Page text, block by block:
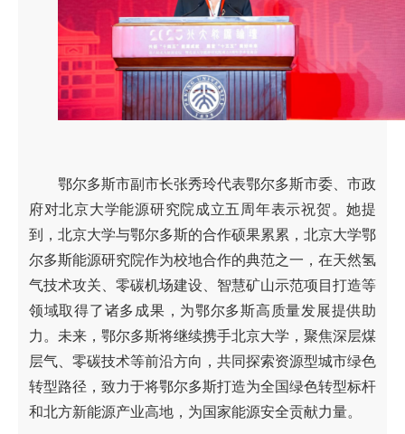
鄂尔多斯市副市长张秀玲代表鄂尔多斯市委、市政
府对北京大学能源研究院成立五周年表示祝贺。她提
到，北京大学与鄂尔多斯的合作硕果累累，北京大学鄂
尔多斯能源研究院作为校地合作的典范之一，在天然氢
气技术攻关、零碳机场建设、智慧矿山示范项目打造等
领域取得了诸多成果，为鄂尔多斯高质量发展提供助
力。未来，鄂尔多斯将继续携手北京大学，聚焦深层煤
层气、零碳技术等前沿方向，共同探索资源型城市绿色
转型路径，致力于将鄂尔多斯打造为全国绿色转型标杆
和北方新能源产业高地，为国家能源安全贡献力量。